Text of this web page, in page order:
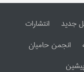
جدید
انتشارات
انجمن حامیان